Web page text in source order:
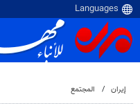
إيران المجتمع